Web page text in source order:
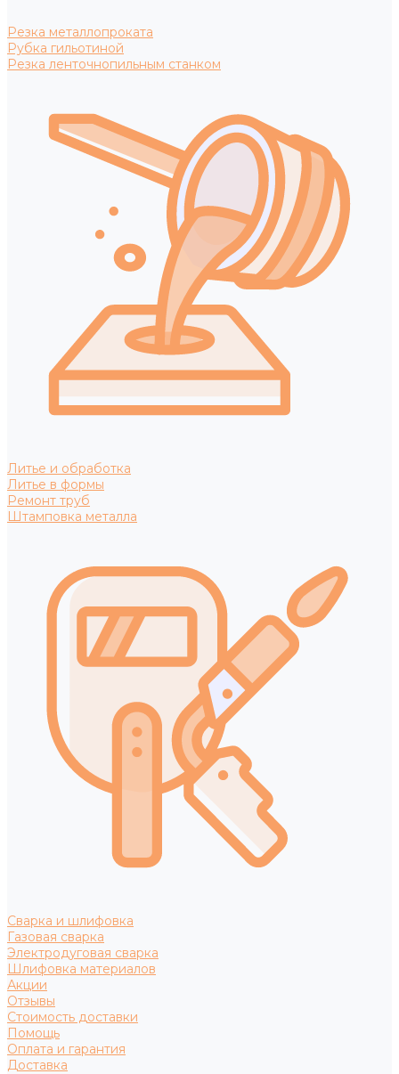
Резка металлопроката
Рубка гильотиной
Резка ленточнопильным станком
Литье и обработка
Литье в формы
Ремонт труб
Штамповка металла
Сварка и шлифовка
Газовая сварка
Электродуговая сварка
Шлифовка материалов
Акции
Отзывы
Стоимость доставки
Помощь
Оплата и гарантия
Доставка